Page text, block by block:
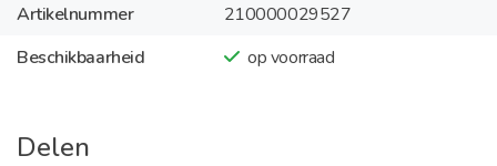
Artikelnummer
210000029527
Beschikbaarheid
op voorraad
Delen